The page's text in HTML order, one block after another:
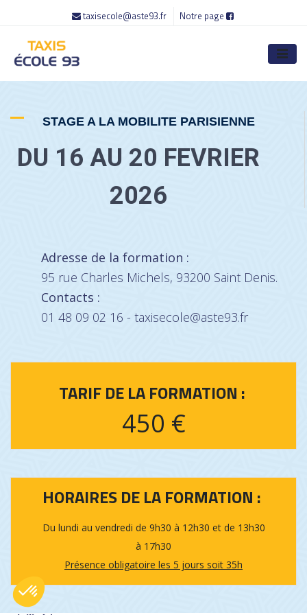
taxisecole@aste93.fr Notre page
STAGE A LA MOBILITE PARISIENNE
DU 16 AU 20 FEVRIER
2026
Adresse de la formation :
95 rue Charles Michels, 93200 Saint Denis.
Contacts :
01 48 09 02 16 - taxisecole@aste93.fr
TARIF DE LA FORMATION :
450 €
HORAIRES DE LA FORMATION :
Du lundi au vendredi de 9h30 à 12h30 et de 13h30
à 17h30
Présence obligatoire les 5 jours soit 35h